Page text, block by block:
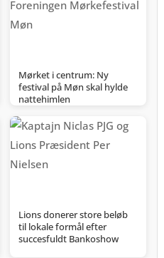
Mørket i centrum: Ny
festival på Møn skal hylde
nattehimlen
Lions donerer store beløb
til lokale formål efter
succesfuldt Bankoshow